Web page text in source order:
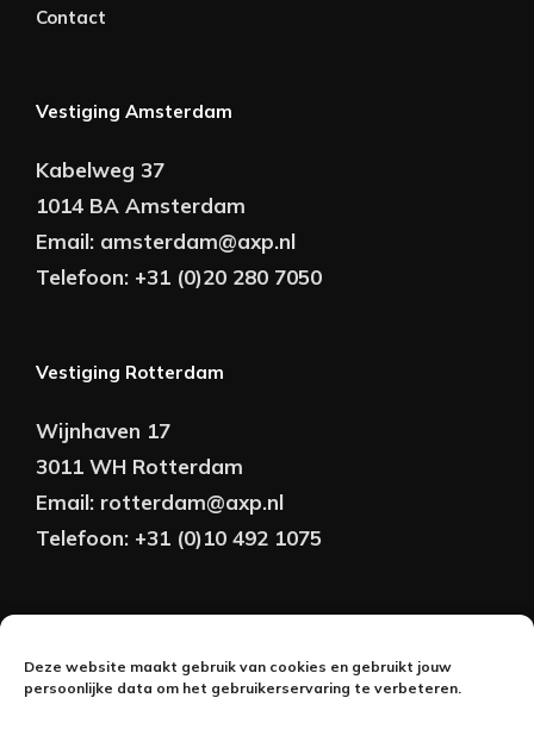
Deze website maakt gebruik van cookies en gebruikt jouw
persoonlijke data om het gebruikerservaring te verbeteren.
Contact
Vestiging Amsterdam
Kabelweg 37
1014 BA Amsterdam
Email: amsterdam@axp.nl
Telefoon: +31 (0)20 280 7050
Vestiging Rotterdam
Wijnhaven 17
3011 WH Rotterdam
Email: rotterdam@axp.nl
Telefoon: +31 (0)10 492 1075
Onderhoud: